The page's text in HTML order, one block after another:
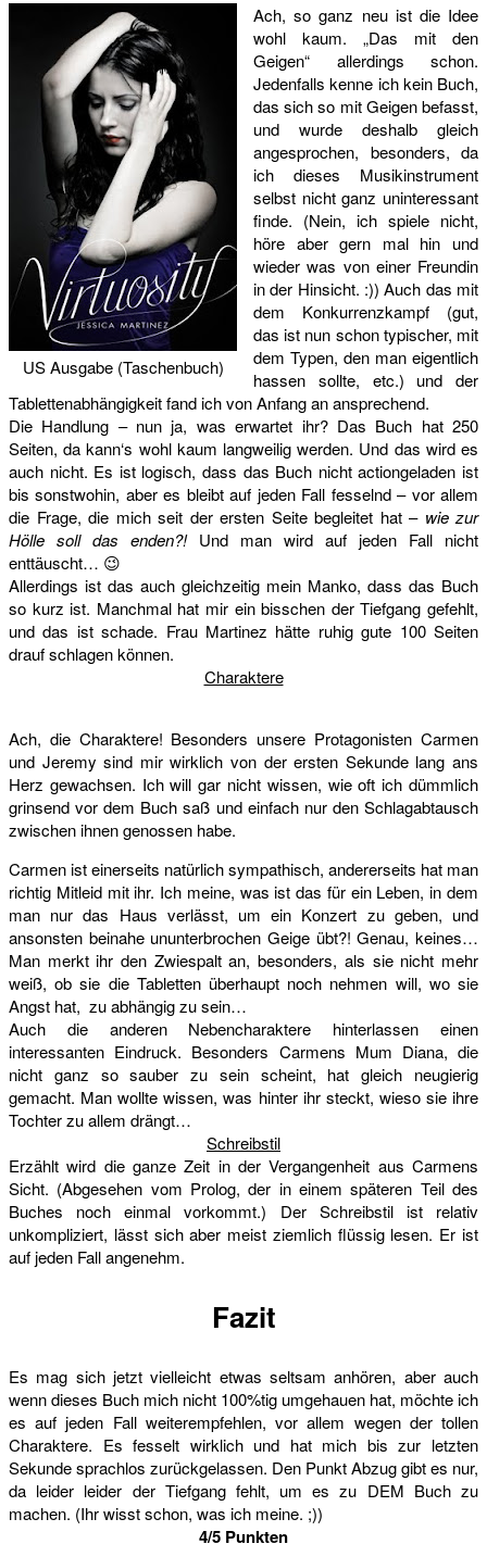
US Ausgabe (Taschenbuch)
Ach, so ganz neu ist die Idee
wohl kaum. „Das mit den
Geigen“ allerdings schon.
Jedenfalls kenne ich kein Buch,
das sich so mit Geigen befasst,
und wurde deshalb gleich
angesprochen, besonders, da
ich dieses Musikinstrument
selbst nicht ganz uninteressant
finde. (Nein, ich spiele nicht,
höre aber gern mal hin und
wieder was von einer Freundin
in der Hinsicht. :)) Auch das mit
dem Konkurrenzkampf (gut,
das ist nun schon typischer, mit
dem Typen, den man eigentlich
hassen sollte, etc.) und der
Tablettenabhängigkeit fand ich von Anfang an ansprechend.
Die Handlung – nun ja, was erwartet ihr? Das Buch hat 250
Seiten, da kann‘s wohl kaum langweilig werden. Und das wird es
auch nicht. Es ist logisch, dass das Buch nicht actiongeladen ist
bis sonstwohin, aber es bleibt auf jeden Fall fesselnd – vor allem
die Frage, die mich seit der ersten Seite begleitet hat – wie zur
Hölle soll das enden?! Und man wird auf jeden Fall nicht
enttäuscht… 😉
Allerdings ist das auch gleichzeitig mein Manko, dass das Buch
so kurz ist. Manchmal hat mir ein bisschen der Tiefgang gefehlt,
und das ist schade. Frau Martinez hätte ruhig gute 100 Seiten
drauf schlagen können.
Charaktere
Ach, die Charaktere! Besonders unsere Protagonisten Carmen
und Jeremy sind mir wirklich von der ersten Sekunde lang ans
Herz gewachsen. Ich will gar nicht wissen, wie oft ich dümmlich
grinsend vor dem Buch saß und einfach nur den Schlagabtausch
zwischen ihnen genossen habe.
Carmen ist einerseits natürlich sympathisch, andererseits hat man
richtig Mitleid mit ihr. Ich meine, was ist das für ein Leben, in dem
man nur das Haus verlässt, um ein Konzert zu geben, und
ansonsten beinahe ununterbrochen Geige übt?! Genau, keines…
Man merkt ihr den Zwiespalt an, besonders, als sie nicht mehr
weiß, ob sie die Tabletten überhaupt noch nehmen will, wo sie
Angst hat, zu abhängig zu sein…
Auch die anderen Nebencharaktere hinterlassen einen
interessanten Eindruck. Besonders Carmens Mum Diana, die
nicht ganz so sauber zu sein scheint, hat gleich neugierig
gemacht. Man wollte wissen, was hinter ihr steckt, wieso sie ihre
Tochter zu allem drängt…
Schreibstil
Erzählt wird die ganze Zeit in der Vergangenheit aus Carmens
Sicht. (Abgesehen vom Prolog, der in einem späteren Teil des
Buches noch einmal vorkommt.) Der Schreibstil ist relativ
unkompliziert, lässt sich aber meist ziemlich flüssig lesen. Er ist
auf jeden Fall angenehm.
Fazit
Es mag sich jetzt vielleicht etwas seltsam anhören, aber auch
wenn dieses Buch mich nicht 100%tig umgehauen hat, möchte ich
es auf jeden Fall weiterempfehlen, vor allem wegen der tollen
Charaktere. Es fesselt wirklich und hat mich bis zur letzten
Sekunde sprachlos zurückgelassen. Den Punkt Abzug gibt es nur,
da leider leider der Tiefgang fehlt, um es zu DEM Buch zu
machen. (Ihr wisst schon, was ich meine. ;))
4/5 Punkten